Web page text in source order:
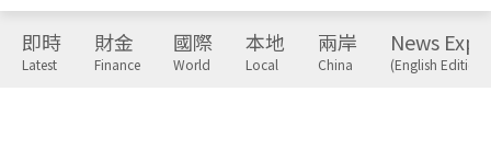
即時
Latest
財金
Finance
國際
World
本地
Local
兩岸
China
News
(English Edition)